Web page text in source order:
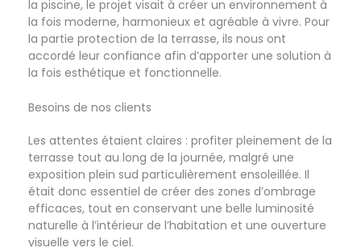
la piscine, le projet visait à créer un environnement à
la fois moderne, harmonieux et agréable à vivre. Pour
la partie protection de la terrasse, ils nous ont
accordé leur confiance afin d’apporter une solution à
la fois esthétique et fonctionnelle.
Besoins de nos clients
Les attentes étaient claires : profiter pleinement de la
terrasse tout au long de la journée, malgré une
exposition plein sud particulièrement ensoleillée. Il
était donc essentiel de créer des zones d’ombrage
efficaces, tout en conservant une belle luminosité
naturelle à l’intérieur de l’habitation et une ouverture
visuelle vers le ciel.